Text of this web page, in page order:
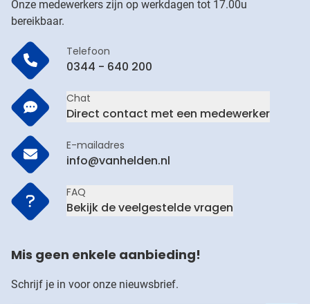
Onze medewerkers zijn op werkdagen tot 17.00u
bereikbaar.
Telefoon
0344 - 640 200
Chat
Direct contact met een medewerker
E-mailadres
info@vanhelden.nl
FAQ
Bekijk de veelgestelde vragen
Mis geen enkele aanbieding!
Schrijf je in voor onze nieuwsbrief.